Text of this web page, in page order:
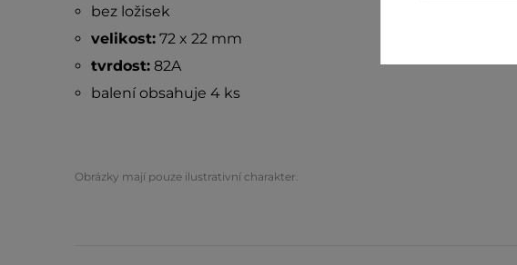
bez ložisek
velikost:72 x 22 mm
tvrdost:82A
balení obsahuje 4 ks
Obrázky mají pouze ilustrativní charakter.